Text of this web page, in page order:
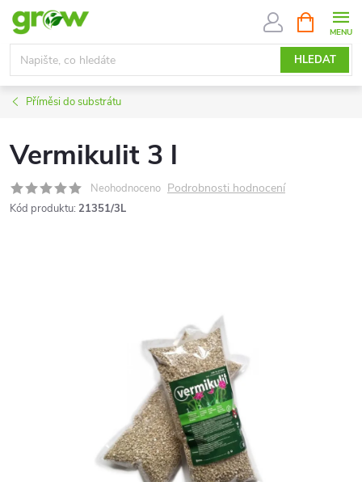
Přejít
obsah
HLEDAT
NÁKUPNÍ
KOŠÍK
Příměsi do substrátu
Vermikulit 3 l
Neohodnoceno Podrobnosti hodnocení
Kód produktu: 21351/3L